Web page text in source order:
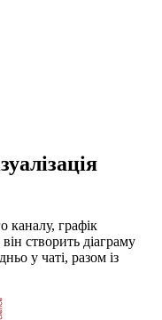
каналу, графік
створить діаграму
у чаті, разом із